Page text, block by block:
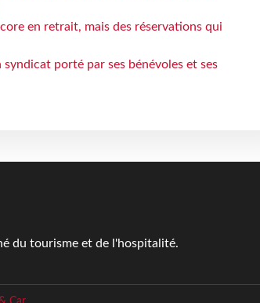
en retrait, mais des réservations qui
syndicat porté par ses bénévoles et ses
du tourisme et de l'hospitalité.